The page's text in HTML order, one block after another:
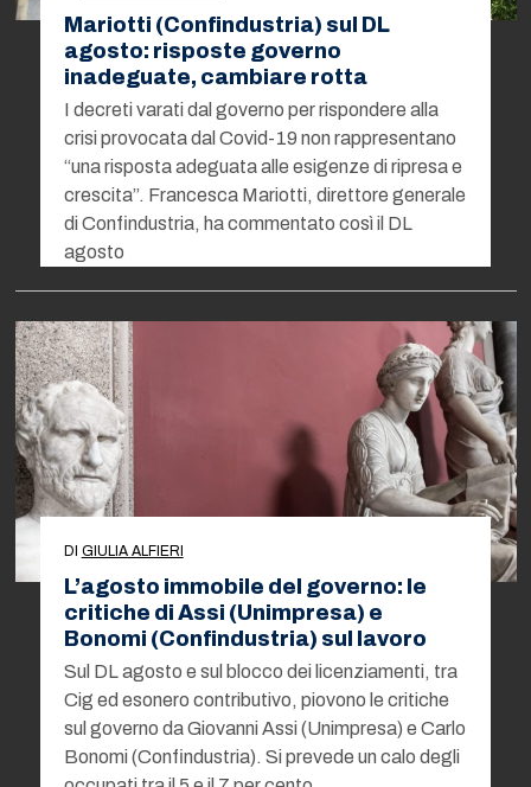
Mariotti (Confindustria) sul DL
agosto: risposte governo
inadeguate, cambiare rotta
I decreti varati dal governo per rispondere alla
crisi provocata dal Covid-19 non rappresentano
“una risposta adeguata alle esigenze di ripresa e
crescita”. Francesca Mariotti, direttore generale
di Confindustria, ha commentato così il DL
agosto
DI GIULIA ALFIERI
L’agosto immobile del governo: le
critiche di Assi (Unimpresa) e
Bonomi (Confindustria) sul lavoro
Sul DL agosto e sul blocco dei licenziamenti, tra
Cig ed esonero contributivo, piovono le critiche
sul governo da Giovanni Assi (Unimpresa) e Carlo
Bonomi (Confindustria). Si prevede un calo degli